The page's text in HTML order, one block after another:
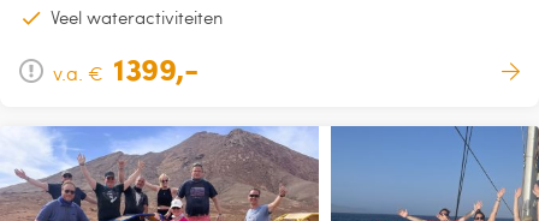
Veel wateractiviteiten
v.a. € 1399,-